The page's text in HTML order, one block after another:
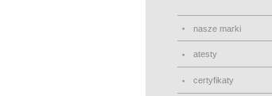
nasze marki
atesty
certyfikaty